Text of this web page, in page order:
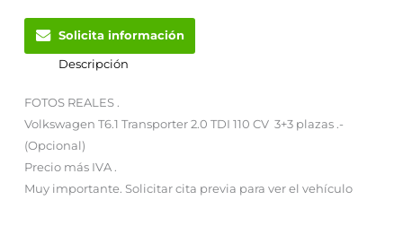
Solicita información
Descripción
FOTOS REALES .
Volkswagen T6.1 Transporter 2.0 TDI 110 CV 3+3 plazas .-
(Opcional)
Precio más IVA .
Muy importante. Solicitar cita previa para ver el vehículo